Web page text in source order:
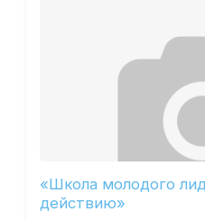
«Школа молодого
действию»